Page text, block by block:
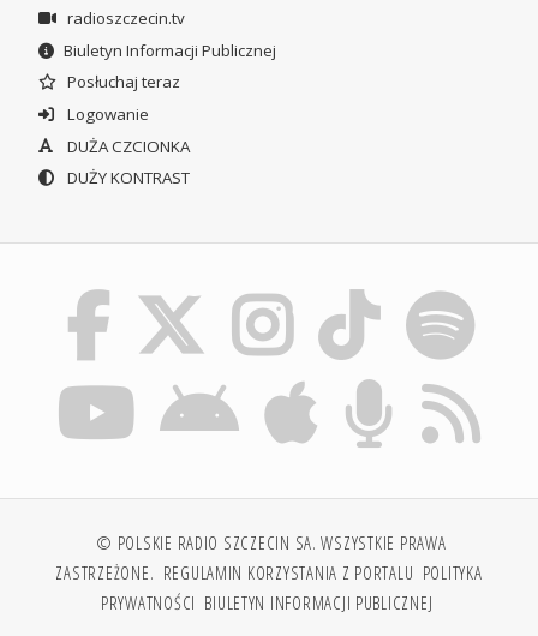
radioszczecin.tv
Biuletyn Informacji Publicznej
Posłuchaj teraz
Logowanie
DUŻA CZCIONKA
DUŻY KONTRAST
© POLSKIE RADIO SZCZECIN SA. WSZYSTKIE PRAWA
ZASTRZEŻONE. REGULAMIN KORZYSTANIA Z PORTALU POLITYKA
PRYWATNOŚCI BIULETYN INFORMACJI PUBLICZNEJ